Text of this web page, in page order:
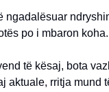
ngadalësuar
po i mbaron koha.
të kësaj, bota
aktuale, rritja mund